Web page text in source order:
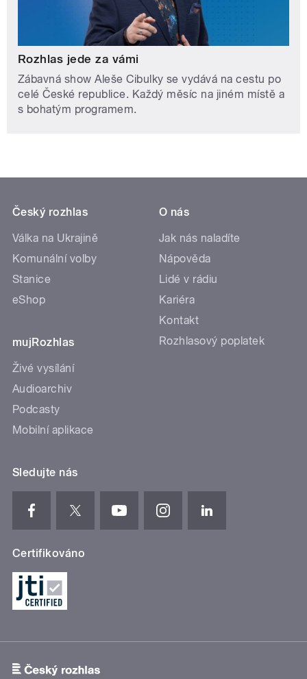
Rozhlas jede za vámi
Zábavná show Aleše Cibulky se vydává na cestu po
celé České republice. Každý měsíc na jiném místě a
s bohatým programem.
Český rozhlas
Válka na Ukrajině
Komunální volby
Stanice
eShop
mujRozhlas
Živé vysílání
Audioarchiv
Podcasty
Mobilní aplikace
O nás
Jak nás naladíte
Nápověda
Lidé v rádiu
Kariéra
Kontakt
Rozhlasový poplatek
Sledujte nás
Certifikováno